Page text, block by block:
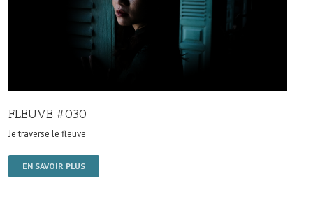
FLEUVE #030
Je traverse le fleuve
EN SAVOIR PLUS